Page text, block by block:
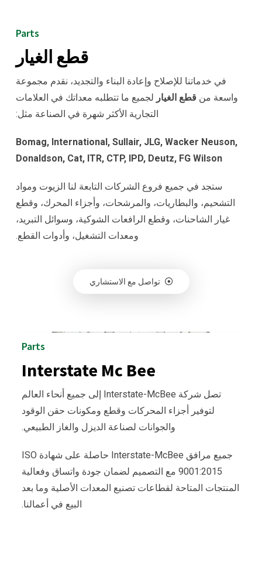
Parts
قطع الغيار
في خدماتنا للإصلاح وإعادة البناء والتجديد، نقدم مجموعة
واسعة من قطع الغيار لجميع ما تتطلبه معداتك في العلامات
التجارية الأكثر شهرة في الصناعة مثل:
Bomag, International, Sullair, JLG, Wacker Neuson,
Donaldson, Cat, ITR, CTP, IPD, Deutz, FG Wilson
ستجد في جميع فروع الشركات التابعة لنا الزيوت ومواد
التشحيم، والبطاريات، والمرشحات، وأجزاء المحرك، وقطع
غيار الشاحنات، وقطع الرافعات الشوكية، وسوائل التبريد،
ومعدات التشغيل، وأدوات القطع.
تواصل مع الاستشاري
Parts
Interstate Mc Bee
تصل شركة Interstate-McBee إلى جميع أنحاء العالم
لتوفير أجزاء المحركات وقطع ومكونات حقن الوقود
والجوانات لصناعة الديزل والغاز الطبيعي.
جميع مرافق Interstate-McBee حاصلة على شهادة ISO
9001:2015 مع التصميم لضمان جودة واتساق وفعالية
المنتجات المتاحة لقطاعات تصنيع المعدات الأصلية وما بعد
البيع في أعمالنا.